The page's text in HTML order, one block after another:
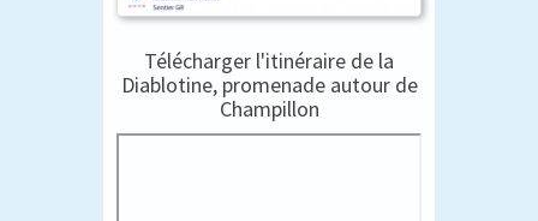
Télécharger l'itinéraire de la
Diablotine, promenade autour de
Champillon